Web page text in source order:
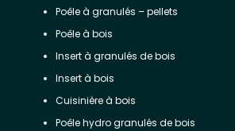
Poêle à granulés – pellets
Poêle à bois
Insert à granulés de bois
Insert à bois
Cuisinière à bois
Poêle hydro granulés de bois